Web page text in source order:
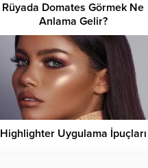
Rüyada Domates Görmek Ne
Anlama Gelir?
Highlighter Uygulama İpuçları